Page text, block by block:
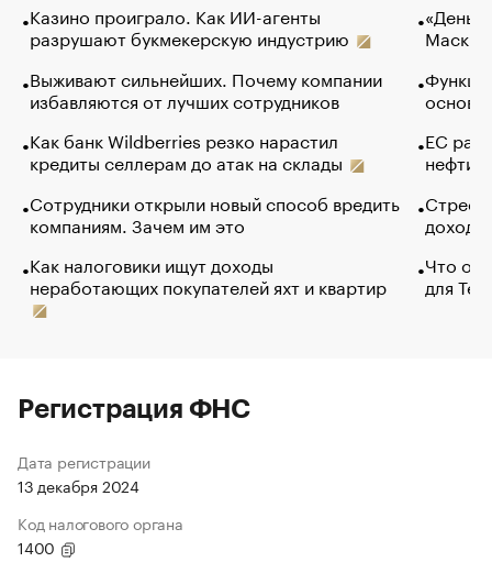
Казино проиграло. Как ИИ-агенты
разрушают букмекерскую индустрию
Выживают сильнейших. Почему компании
избавляются от лучших сотрудников
Как банк Wildberries резко нарастил
кредиты селлерам до атак на склады
Сотрудники открыли новый способ вредить
компаниям. Зачем им это
Как налоговики ищут доходы
неработающих покупателей яхт и квартир
Маск в
основ
ЕС
нефти
Что
для
Регистрация ФНС
Дата регистрации
13 декабря 2024
Код налогового органа
1400